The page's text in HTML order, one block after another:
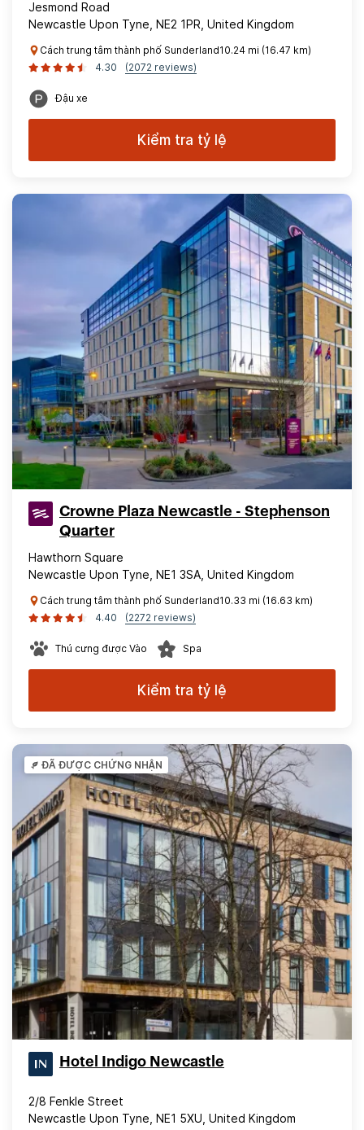
Jesmond Road
Newcastle Upon Tyne, NE2 1PR, United Kingdom
Cách trung tâm thành phố Sunderland10.24 mi (16.47 km)
4.30
(2072 reviews)
Đậu xe
Kiểm tra tỷ lệ
Crowne Plaza Newcastle - Stephenson
Quarter
Hawthorn Square
Newcastle Upon Tyne, NE1 3SA, United Kingdom
Cách trung tâm thành phố Sunderland10.33 mi (16.63 km)
4.40
(2272 reviews)
Thú cưng được Vào Spa
Kiểm tra tỷ lệ
ĐÃ ĐƯỢC CHỨNG NHẬN
Hotel Indigo Newcastle
2/8 Fenkle Street
Newcastle Upon Tyne, NE1 5XU, United Kingdom